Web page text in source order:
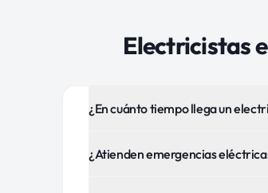
Electricistas
¿En cuánto tiempo llega un
¿Atienden emergencias